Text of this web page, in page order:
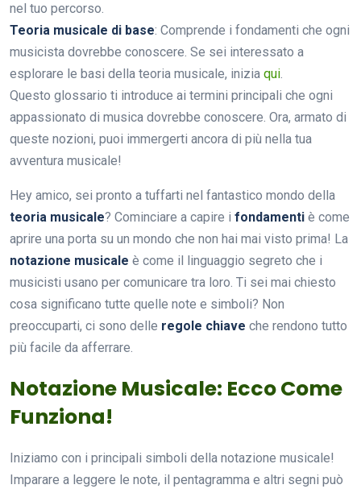
nel tuo percorso.
Teoria musicale di base: Comprende i fondamenti che ogni
musicista dovrebbe conoscere. Se sei interessato a
esplorare le basi della teoria musicale, inizia qui.
Questo glossario ti introduce ai termini principali che ogni
appassionato di musica dovrebbe conoscere. Ora, armato di
queste nozioni, puoi immergerti ancora di più nella tua
avventura musicale!
Hey amico, sei pronto a tuffarti nel fantastico mondo della
teoria musicale? Cominciare a capire i fondamenti è come
aprire una porta su un mondo che non hai mai visto prima! La
notazione musicale è come il linguaggio segreto che i
musicisti usano per comunicare tra loro. Ti sei mai chiesto
cosa significano tutte quelle note e simboli? Non
preoccuparti, ci sono delle regole chiave che rendono tutto
più facile da afferrare.
Notazione Musicale: Ecco Come
Funziona!
Iniziamo con i principali simboli della notazione musicale!
Imparare a leggere le note, il pentagramma e altri segni può